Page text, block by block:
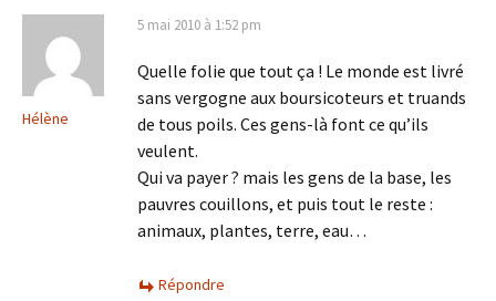
Hélène
5 mai 2010 à 1:52 pm
Quelle folie que tout ça ! Le monde est livré
sans vergogne aux boursicoteurs et truands
de tous poils. Ces gens-là font ce qu’ils
veulent.
Qui va payer ? mais les gens de la base, les
pauvres couillons, et puis tout le reste :
animaux, plantes, terre, eau…
Répondre